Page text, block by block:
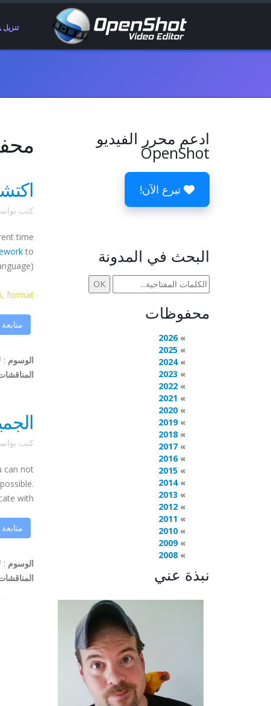
تنزيل
كتب
time
to
...
متابعة
الوسوم :
كتب
can not
with ...
متابعة
الوسوم :
ادعم محرر الفيديو
OpenShot
تبرع الآن!
البحث في المدونة
محفوظات
2026
2025
2024
2023
2022
2021
2020
2019
2018
2017
2016
2015
2014
2013
2012
2011
2010
2009
2008
نبذة عني